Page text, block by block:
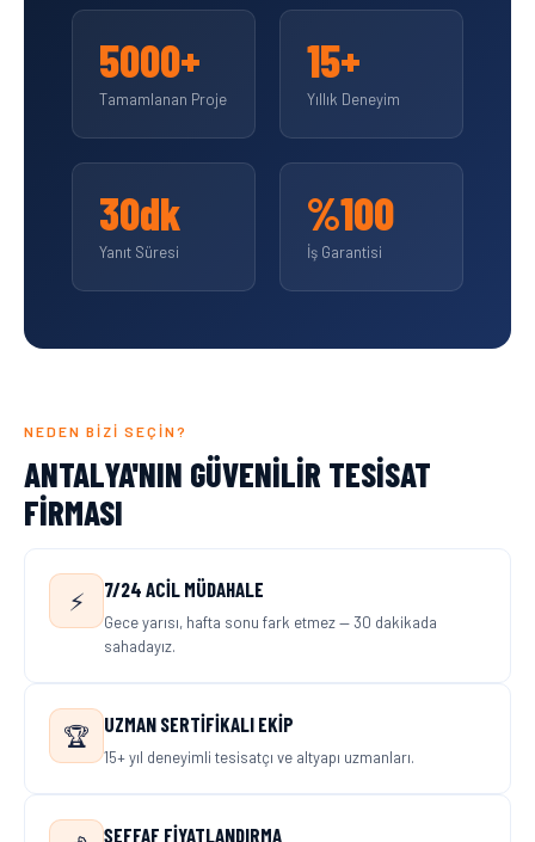
5000+
Tamamlanan Proje
15+
Yıllık Deneyim
30dk
Yanıt Süresi
%100
İş Garantisi
NEDEN BIZI SEÇIN?
ANTALYA'NIN GÜVENILIR TESISAT
FIRMASI
⚡ 7/24 ACIL MÜDAHALE
Gece yarısı, hafta sonu fark etmez — 30 dakikada
sahadayız.
🏆 UZMAN SERTIFIKALI EKIP
15+ yıl deneyimli tesisatçı ve altyapı uzmanları.
ŞEFFAF FIYATLANDIRMA